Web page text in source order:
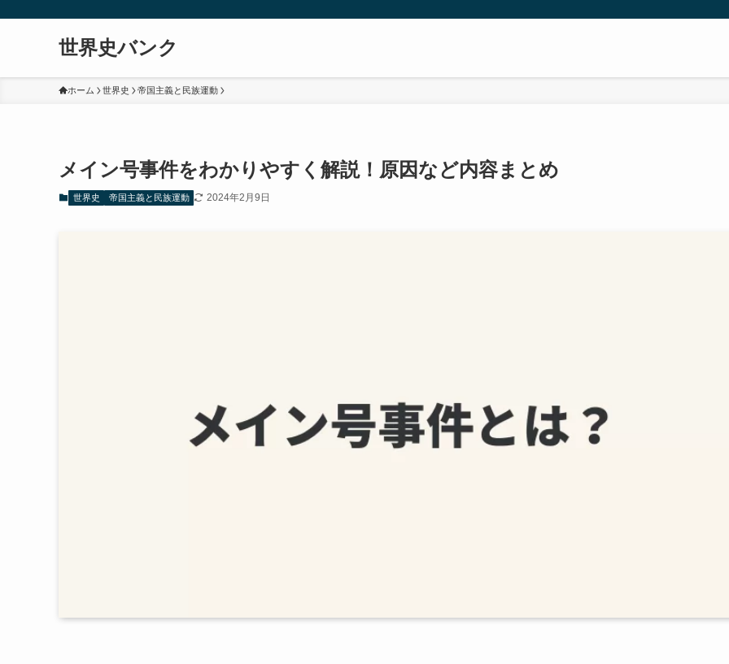
世界史バンク
ホーム 世界史 帝国主義と民族運動
メイン号事件をわかりやすく解説！原因など内容まとめ
世界史 帝国主義と民族運動 2024年2月9日